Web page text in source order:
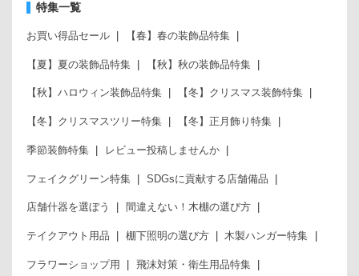
特集一覧
お買い得品セール 【春】春の装飾品特集
【夏】夏の装飾品特集 【秋】秋の装飾品特集
【秋】ハロウィン装飾品特集 【冬】クリスマス装飾特集
【冬】クリスマスツリー特集 【冬】正月飾り特集
季節装飾特集 レビュー投稿しませんか
フェイクグリーン特集 SDGsに貢献する店舗備品
店舗什器を選ぼう 間違えない！木棚の選び方
テイクアウト用品 棚下照明の選び方 木製ハンガー特集
フラワーショップ用 飛沫対策・衛生用品特集